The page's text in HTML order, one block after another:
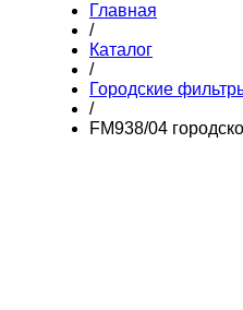
Главная
/
Каталог
/
Городские
/
FM938/04